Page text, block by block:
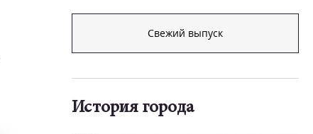
Свежий выпуск
История города